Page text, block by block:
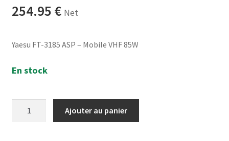
254.95 € Net
Yaesu FT-3185 ASP – Mobile VHF 85W
En stock
Ajouter au panier